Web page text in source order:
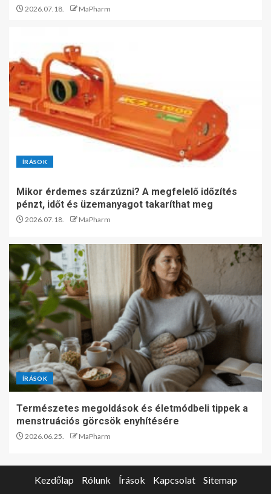
2026.07.18. MaPharm
ÍRÁSOK
Mikor érdemes szárzúzni? A megfelelő időzítés
pénzt, időt és üzemanyagot takaríthat meg
2026.07.18. MaPharm
ÍRÁSOK
Természetes megoldások és életmódbeli tippek a
menstruációs görcsök enyhítésére
2026.06.25. MaPharm
Kezdőlap Rólunk Írások Kapcsolat Sitemap